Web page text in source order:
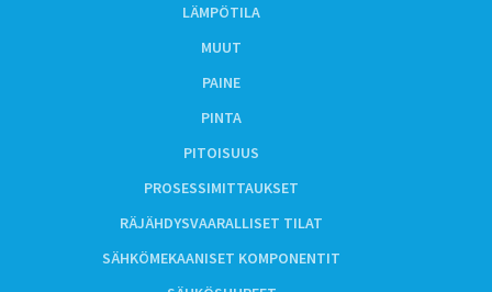
LÄMPÖTILA
MUUT
PAINE
PINTA
PITOISUUS
PROSESSIMITTAUKSET
RÄJÄHDYSVAARALLISET TILAT
SÄHKÖMEKAANISET KOMPONENTIT